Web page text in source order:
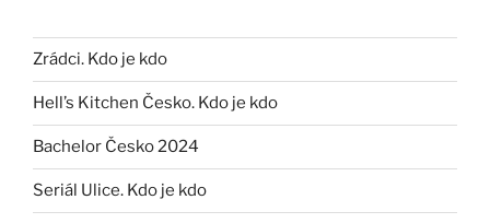
Zrádci. Kdo je kdo
Hell’s Kitchen Česko. Kdo je kdo
Bachelor Česko 2024
Seriál Ulice. Kdo je kdo